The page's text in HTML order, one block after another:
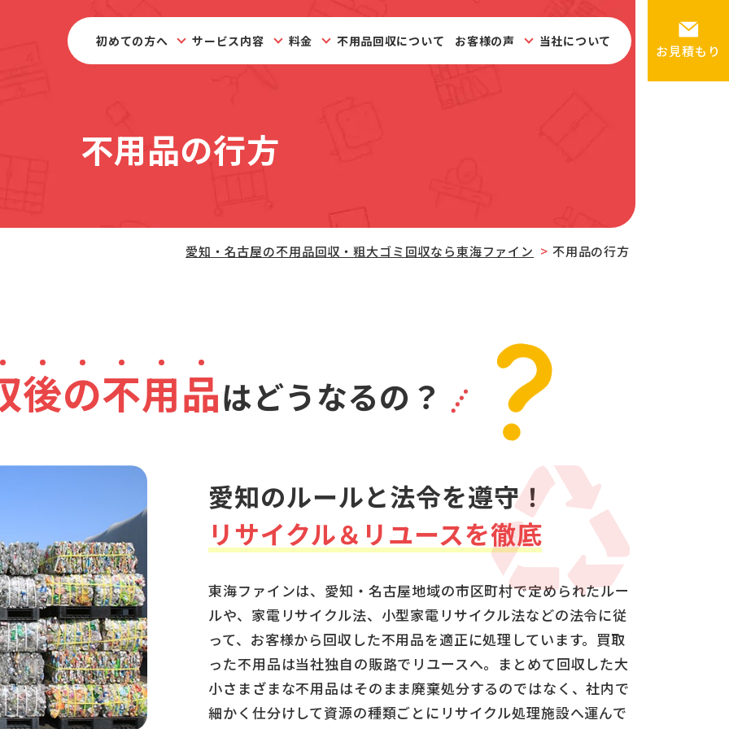
初めての方へ サービス内容 料金 不用品回収について お客様の声 当社について
お見積もり
不用品の行方
愛知・名古屋の不用品回収・粗大ゴミ回収なら東海ファイン 不用品の行方
後の不用品はどうなるの？
愛知のルールと法令を遵守！
リサイクル＆リユースを徹底
東海ファインは、愛知・名古屋地域の市区町村で定められたルー
ルや、家電リサイクル法、小型家電リサイクル法などの法令に従
って、お客様から回収した不用品を適正に処理しています。買取
った不用品は当社独自の販路でリユースへ。まとめて回収した大
小さまざまな不用品はそのまま廃棄処分するのではなく、社内で
細かく仕分けして資源の種類ごとにリサイクル処理施設へ運んで